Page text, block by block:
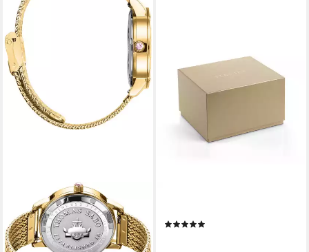
THOMAS SABO
Quarzuhr MAGIC GARDEN
SPIRIT WA0430-291-207-33
mm, Armbanduhr, Damen,